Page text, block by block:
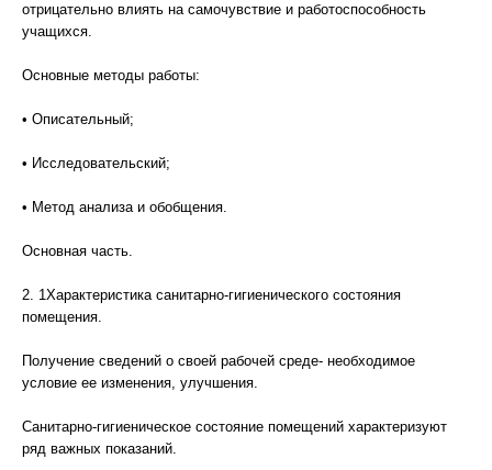
отрицательно влиять на самочувствие и работоспособность
учащихся.
Основные методы работы:
• Описательный;
• Исследовательский;
• Метод анализа и обобщения.
Основная часть.
2. 1Характеристика санитарно-гигиенического состояния
помещения.
Получение сведений о своей рабочей среде- необходимое
условие ее изменения, улучшения.
Санитарно-гигиеническое состояние помещений характеризуют
ряд важных показаний.